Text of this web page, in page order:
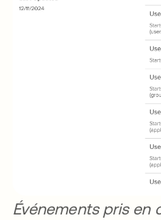
Événements pris en